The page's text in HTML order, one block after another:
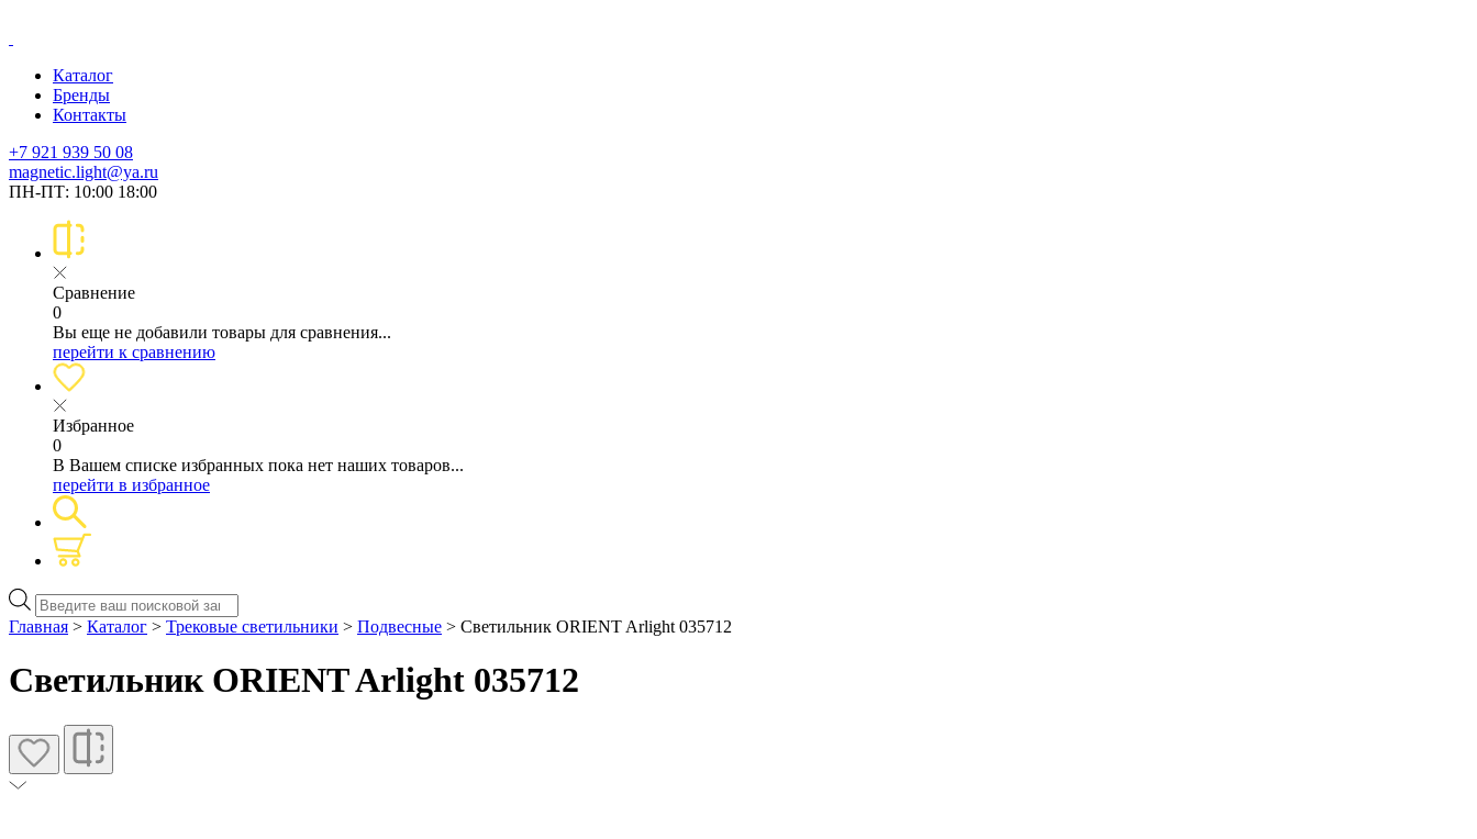
Каталог
Бренды
Контакты
+7 921 939 50 08
magnetic.light@ya.ru
ПН-ПТ: 10:00 18:00
Сравнение
0
Вы еще не добавили товары для сравнения...
перейти к сравнению
Избранное
0
В Вашем списке избранных пока нет наших товаров...
перейти в избранное
Поиск
товаров
Главная > Каталог > Трековые светильники > Подвесные > Светильник ORIENT Arlight 035712
Светильник ORIENT Arlight 035712